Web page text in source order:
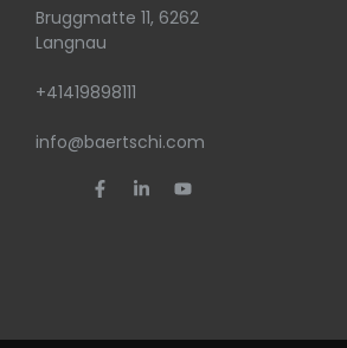
Bruggmatte 11, 6262
Langnau
+41419898111
info@baertschi.com